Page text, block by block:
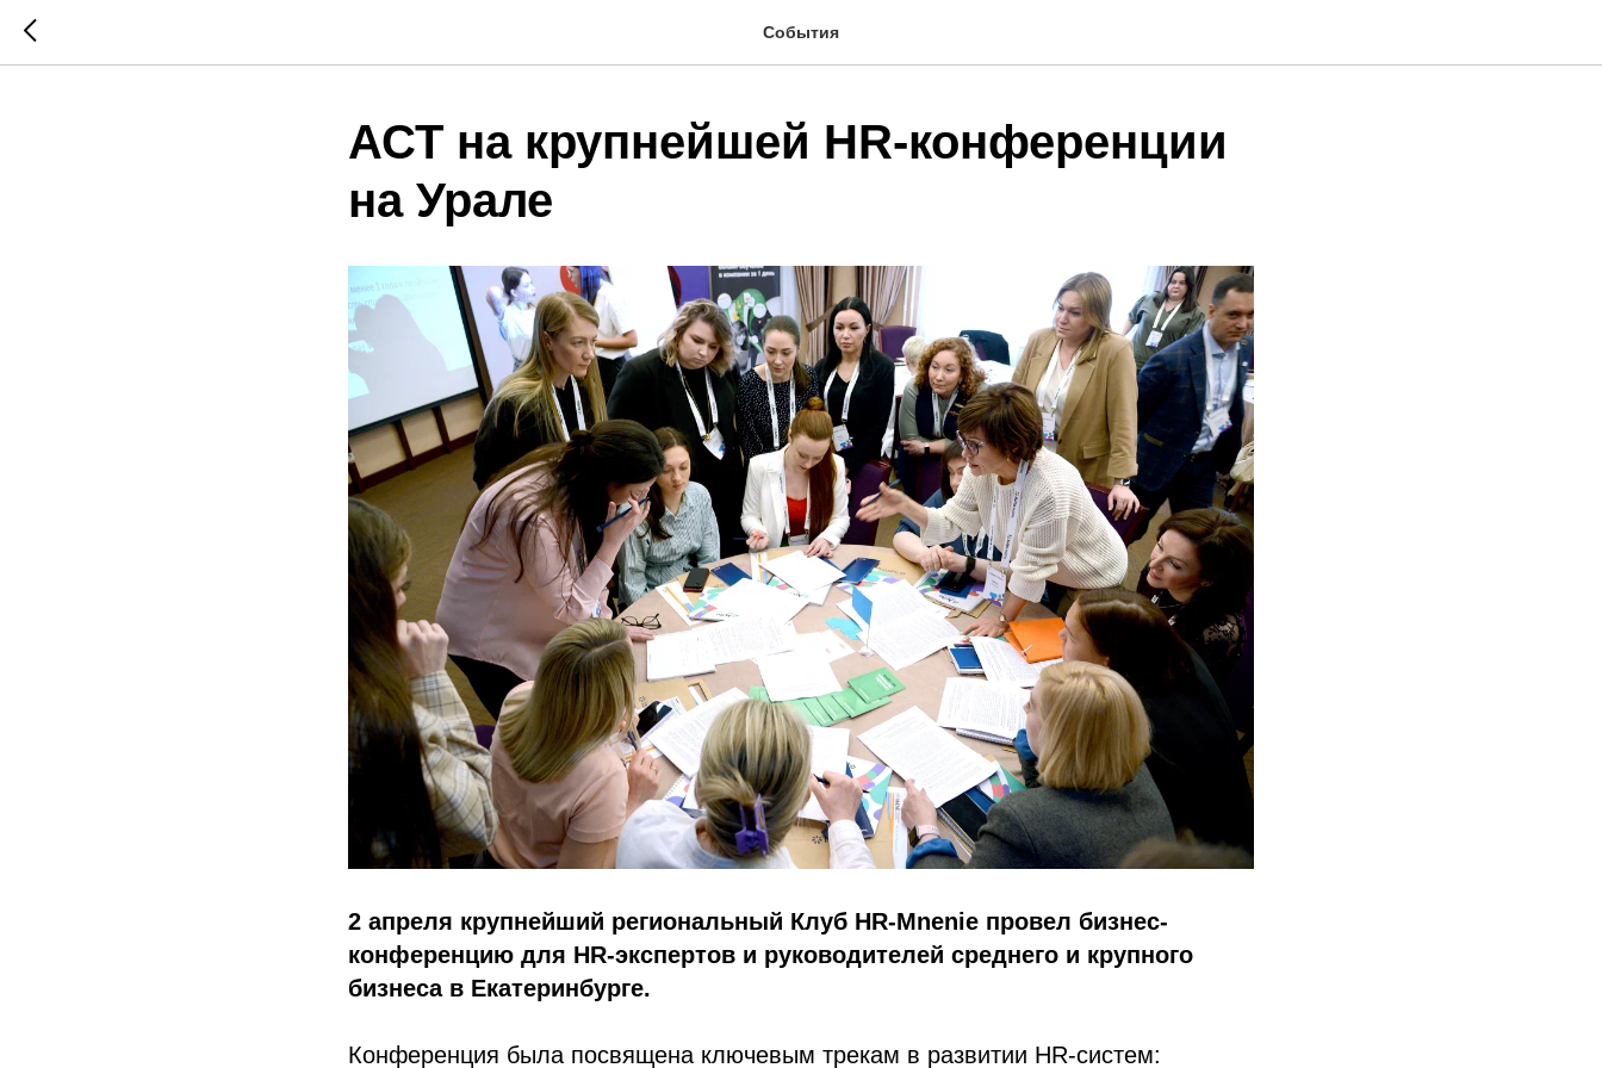
События
АСТ на крупнейшей HR-конференции
на Урале
2 апреля крупнейший региональный Клуб HR-Mnenie провел бизнес-
конференцию для HR-экспертов и руководителей среднего и крупного
бизнеса в Екатеринбурге.
Конференция была посвящена ключевым трекам в развитии HR-систем: